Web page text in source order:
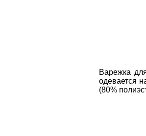
Варежка
одевается
(80%